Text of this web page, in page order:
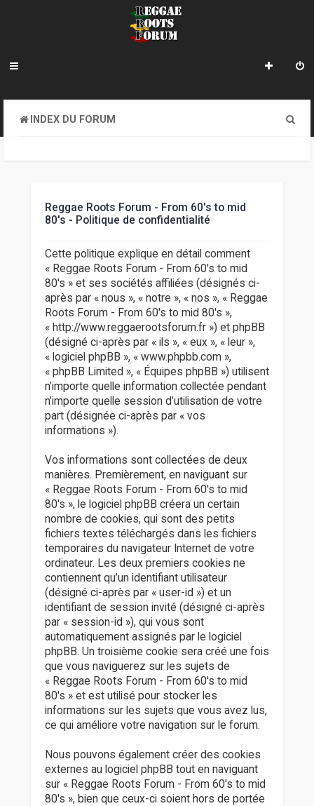
INDEX DU FORUM
Reggae Roots Forum - From 60's to mid
80's - Politique de confidentialité
Cette politique explique en détail comment
« Reggae Roots Forum - From 60's to mid
80's » et ses sociétés affiliées (désignés ci-
après par « nous », « notre », « nos », « Reggae
Roots Forum - From 60's to mid 80's »,
« http://www.reggaerootsforum.fr ») et phpBB
(désigné ci-après par « ils », « eux », « leur »,
« logiciel phpBB », « www.phpbb.com »,
« phpBB Limited », « Équipes phpBB ») utilisent
n’importe quelle information collectée pendant
n’importe quelle session d’utilisation de votre
part (désignée ci-après par « vos
informations »).
Vos informations sont collectées de deux
manières. Premièrement, en naviguant sur
« Reggae Roots Forum - From 60's to mid
80's », le logiciel phpBB créera un certain
nombre de cookies, qui sont des petits
fichiers textes téléchargés dans les fichiers
temporaires du navigateur Internet de votre
ordinateur. Les deux premiers cookies ne
contiennent qu’un identifiant utilisateur
(désigné ci-après par « user-id ») et un
identifiant de session invité (désigné ci-après
par « session-id »), qui vous sont
automatiquement assignés par le logiciel
phpBB. Un troisième cookie sera créé une fois
que vous naviguerez sur les sujets de
« Reggae Roots Forum - From 60's to mid
80's » et est utilisé pour stocker les
informations sur les sujets que vous avez lus,
ce qui améliore votre navigation sur le forum.
Nous pouvons également créer des cookies
externes au logiciel phpBB tout en naviguant
sur « Reggae Roots Forum - From 60's to mid
80's », bien que ceux-ci soient hors de portée